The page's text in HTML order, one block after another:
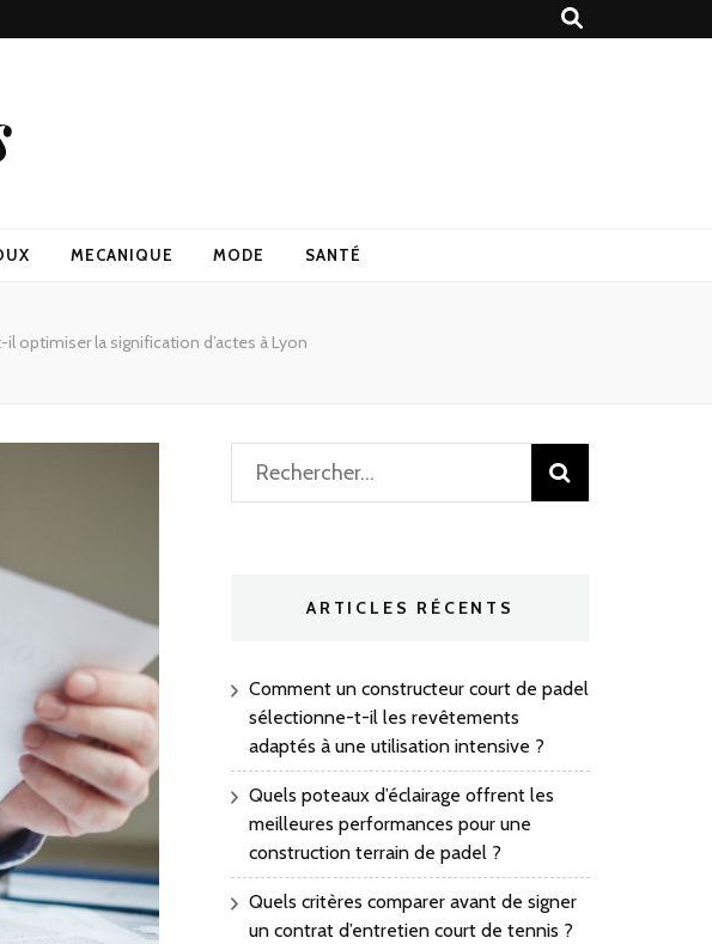
MECANIQUE MODE SANTÉ
optimiser la signification d’actes à Lyon
Rechercher :
ARTICLES RÉCENTS
Comment un constructeur court de padel
sélectionne-t-il les revêtements
adaptés à une utilisation intensive ?
Quels poteaux d’éclairage offrent les
meilleures performances pour une
construction terrain de padel ?
Quels critères comparer avant de signer
un contrat d’entretien court de tennis ?